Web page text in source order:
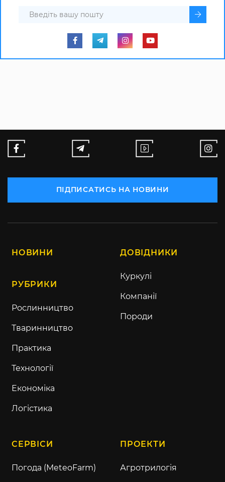
ПІДПИСАТИСЬ НА НОВИНИ
НОВИНИ
РУБРИКИ
Рослинництво
Тваринництво
Практика
Технології
Економіка
Логістика
ДОВІДНИКИ
Куркулі
Компанії
Породи
СЕРВІСИ
Погода (MeteoFarm)
ПРОЕКТИ
Агротрилогія